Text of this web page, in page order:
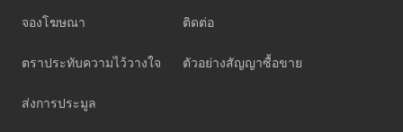
จองโฆษณา
ตราประทับความไว้วางใจ
ส่งการประมูล
ติดต่อ
ตัวอย่างสัญญาซื้อขาย